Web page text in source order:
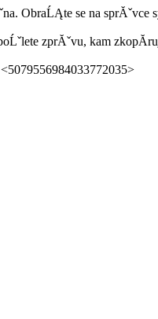
ObraĹĄte se na sprĂˇvce
zprĂˇvu, kam